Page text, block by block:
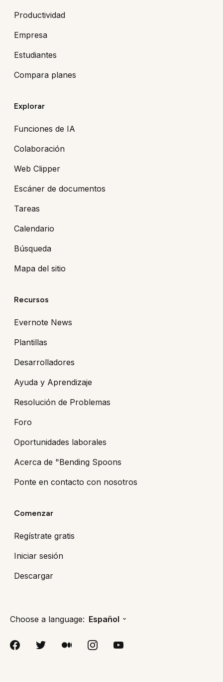
Productividad
Empresa
Estudiantes
Compara planes
Explorar
Funciones de IA
Colaboración
Web Clipper
Escáner de documentos
Tareas
Calendario
Búsqueda
Mapa del sitio
Recursos
Evernote News
Plantillas
Desarrolladores
Ayuda y Aprendizaje
Resolución de Problemas
Foro
Oportunidades laborales
Acerca de "Bending Spoons
Ponte en contacto con nosotros
Comenzar
Regístrate gratis
Iniciar sesión
Descargar
Choose a language: Español